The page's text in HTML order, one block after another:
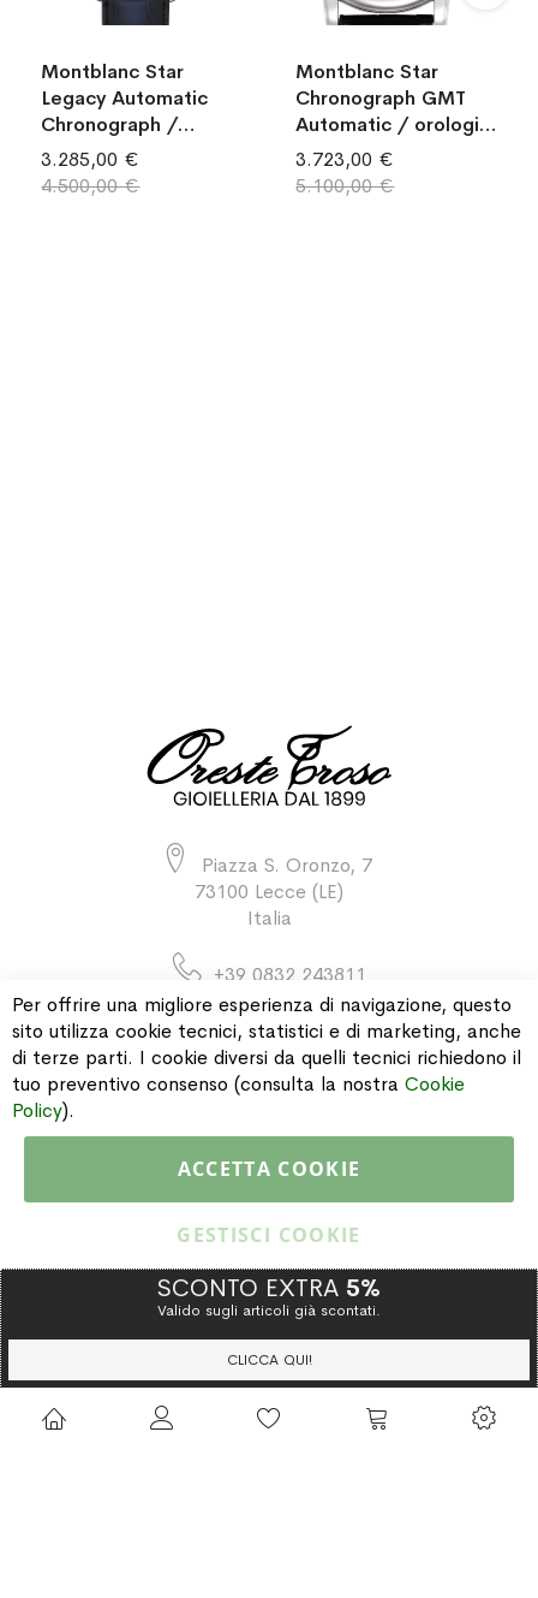
Montblanc Star
Legacy Automatic
Chronograph /
orologio uomo /
quadrante bianco-
argenté / cassa
3.285,00 €
4.500,00 €
Montblanc Star
Chronograph GMT
Automatic / orologio
uomo / quadrante
argentato / cassa
acciaio / cinturino
3.723,00 €
5.100,00 €
Piazza S. Oronzo, 7
73100 Lecce (LE)
Italia
+39 0832 243811
INFORMAZIONI
Copyright © 2015 Gioielleria Oreste Troso. All rights reserved. P. IVA
IT02064590751
Privacy Policy Cookie Policy
Per offrire una migliore esperienza di navigazione, questo
sito utilizza cookie tecnici, statistici e di marketing, anche
di terze parti. I cookie diversi da quelli tecnici richiedono il
tuo preventivo consenso (consulta la nostra Cookie
Policy).
ACCETTA COOKIE
GESTISCI COOKIE
SCONTO EXTRA 5%
Valido sugli articoli già scontati.
CLICCA QUI!